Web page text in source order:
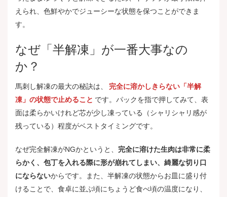
えられ、色鮮やかでジューシーな状態を保つことができま
す。
なぜ「半解凍」が一番大事なの
か？
馬刺し解凍の最大の秘訣は、
完全に溶かしきらない「半解
凍」の状態で止めること です。パックを指で押してみて、表
面は柔らかいけれど芯が少し凍っている（シャリシャリ感が
残っている）程度がベストタイミングです。
なぜ完全解凍がNGかというと、 完全に溶けた生肉は非常に柔
らかく、包丁を入れる際に形が崩れてしまい、綺麗な切り口
にならないからです。また、半解凍の状態からお皿に盛り付
けることで、食卓に並ぶ頃にちょうど食べ頃の温度になり、